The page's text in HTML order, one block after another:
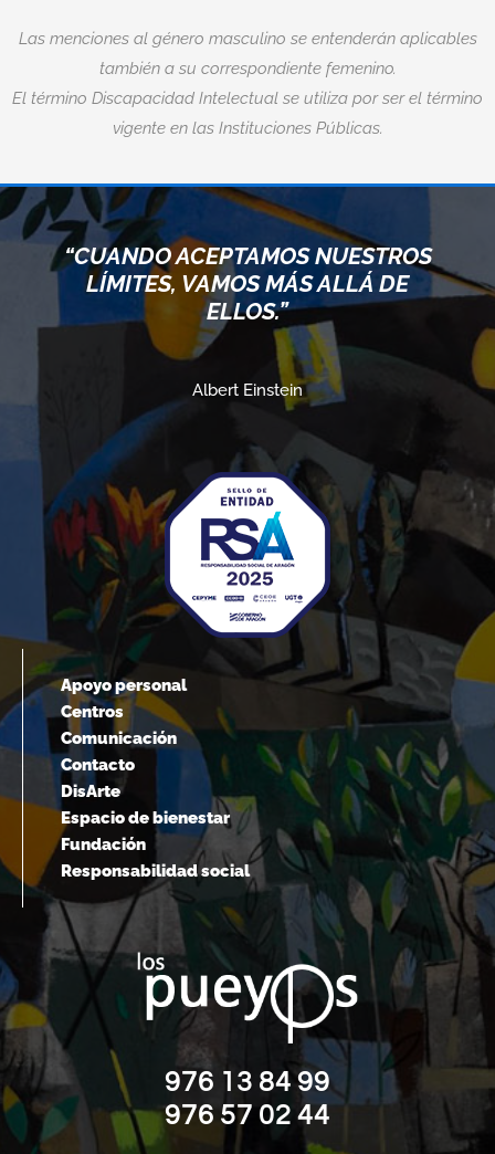
Las menciones al género masculino se entenderán aplicables
también a su correspondiente femenino.
El término Discapacidad Intelectual se utiliza por ser el término
vigente en las Instituciones Públicas.
“CUANDO ACEPTAMOS NUESTROS
LÍMITES, VAMOS MÁS ALLÁ DE
ELLOS.”
Albert Einstein
Apoyo personal
Centros
Comunicación
Contacto
DisArte
Espacio de bienestar
Fundación
Responsabilidad social
976 13 84 99
976 57 02 44